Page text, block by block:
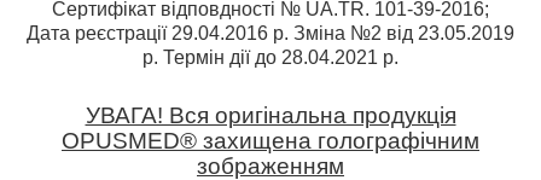
Сертифікат відповдності № UA.TR. 101-39-2016;
Дата реєстрації 29.04.2016 р. Зміна №2 від 23.05.2019
р. Термін дії до 28.04.2021 р.
УВАГА! Вся оригінальна продукція
OPUSMED® захищена голографічним
зображенням